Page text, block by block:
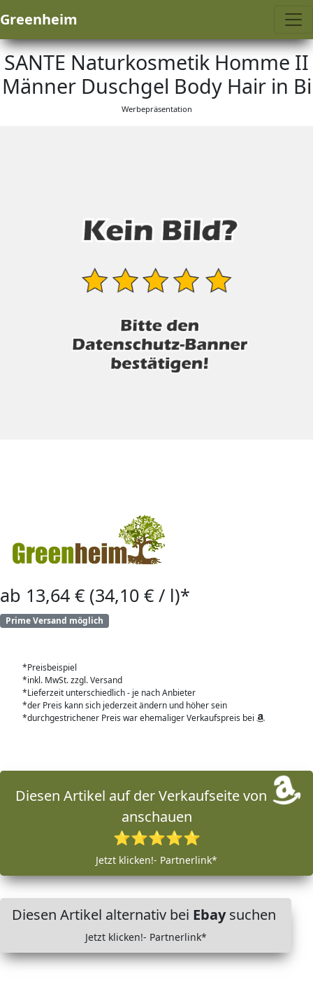
Greenheim
SANTE Naturkosmetik Homme II
Männer Duschgel Body Hair in Bi
Werbepräsentation
ab 13,64 € (34,10 € / l)*
Prime Versand möglich
*Preisbeispiel
*inkl. MwSt. zzgl. Versand
*Lieferzeit unterschiedlich - je nach Anbieter
*der Preis kann sich jederzeit ändern und höher sein
*durchgestrichener Preis war ehemaliger Verkaufspreis bei
Diesen Artikel auf der Verkaufseite von
anschauen
⭐⭐⭐⭐⭐
Jetzt klicken!- Partnerlink*
Diesen Artikel alternativ bei Ebaysuchen
Jetzt klicken!- Partnerlink*